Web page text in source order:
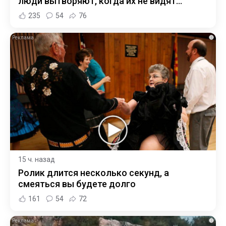
235 54 76
i
15 ч. назад
Ролик длится несколько секунд, а
смеяться вы будете долго
161 54 72
i